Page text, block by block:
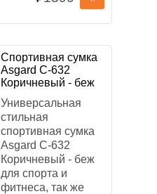
Спортивная сумка
Asgard С-632
Коричневый - беж
Универсальная
стильная
спортивная сумка
Asgard С-632
Коричневый - беж
для спорта и
фитнеса, так же